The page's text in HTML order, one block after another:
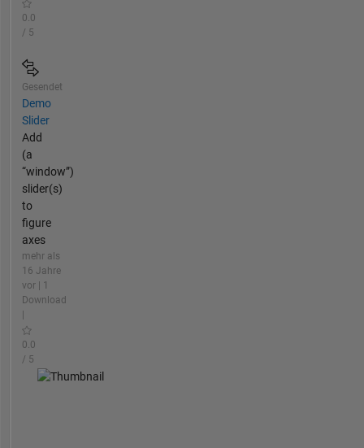
0.0
/ 5
Gesendet
Demo
Slider
Add
(a
“window”)
slider(s)
to
figure
axes
mehr als
16 Jahre
vor | 1
Download
0.0
/ 5